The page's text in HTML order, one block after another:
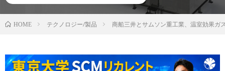
HOME テクノロジー/製品 商船三井とサムソン重工業、温室効果ガ